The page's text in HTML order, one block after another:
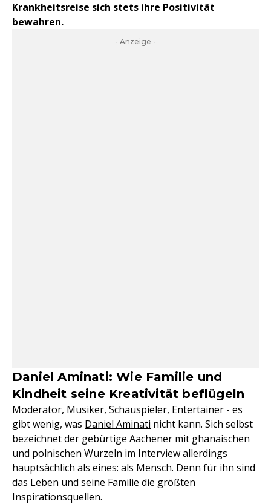
Krankheitsreise sich stets ihre Positivität
bewahren.
- Anzeige -
Daniel Aminati: Wie Familie und
Kindheit seine Kreativität beflügeln
Moderator, Musiker, Schauspieler, Entertainer - es
gibt wenig, was Daniel Aminati nicht kann. Sich selbst
bezeichnet der gebürtige Aachener mit ghanaischen
und polnischen Wurzeln im Interview allerdings
hauptsächlich als eines: als Mensch. Denn für ihn sind
das Leben und seine Familie die größten
Inspirationsquellen.